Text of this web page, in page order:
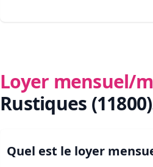
Loyer mensuel/
Rustiques (11800)
Quel est le loyer